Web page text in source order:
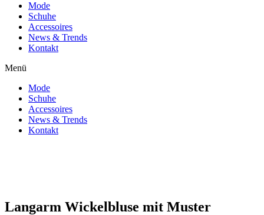
Mode
Schuhe
Accessoires
News & Trends
Kontakt
Menü
Mode
Schuhe
Accessoires
News & Trends
Kontakt
Langarm Wickelbluse mit Muster